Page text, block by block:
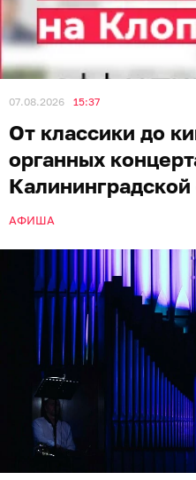
07.08.2026 15:37
От классики до
органных
АФИША